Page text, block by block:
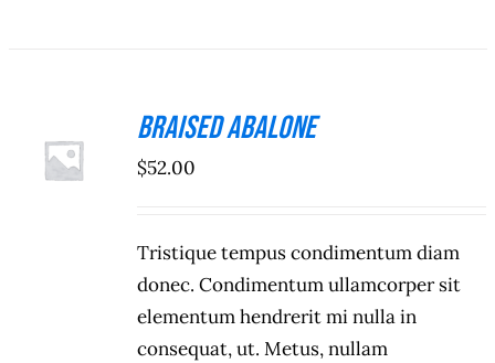
ADICIONAR
/
Braised Abalone
$52.00
Tristique tempus condimentum diam
donec. Condimentum ullamcorper sit
elementum hendrerit mi nulla in
consequat, ut. Metus, nullam